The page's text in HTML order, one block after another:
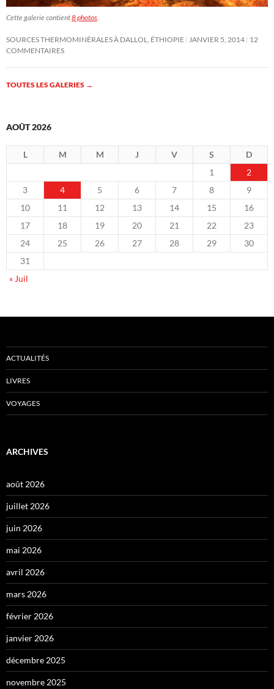
Cette galerie contient8 photos
SOURCES THERMOMINÉRALES À DALLOL, ÉTHIOPIE JANVIER 5, 2014 12
COMMENTAIRES
TOUTES LES GALERIES →
AOÛT 2026
L M M J V S
D
1
2
3
4 5 6 7 8
9
10
11 12 13 14 15
16
17
18 19 20 21 22
23
24
25 26 27 28 29
30
31
« Juil
ACTUALITÉS
LIVRES
VOYAGES
ARCHIVES
août 2026
juillet 2026
juin 2026
mai 2026
avril 2026
mars 2026
février 2026
janvier 2026
décembre 2025
novembre 2025